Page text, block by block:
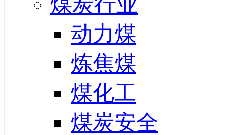
动力煤
炼焦煤
煤化工
煤炭安全